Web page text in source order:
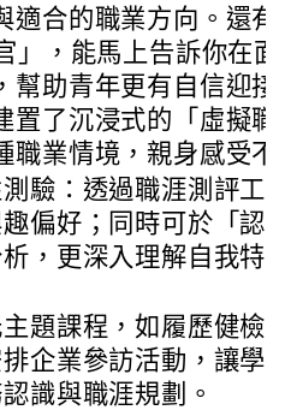
適合的職業方向。還
」， 能馬上告訴你在
幫助青年更有自信迎
置了沉浸式的「虛擬
職業情境，親身感受
驗：透過職涯測評工
偏好；同時可於「認
，更深入理解自我特
題課程，如履歷健檢
企業參訪活動，讓學
識與職涯規劃。